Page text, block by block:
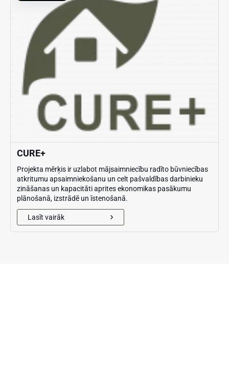
CURE+
Projekta mērķis ir uzlabot mājsaimniecību radīto būvniecības
atkritumu apsaimniekošanu un celt pašvaldības darbinieku
zināšanas un kapacitāti aprites ekonomikas pasākumu
plānošanā, izstrādē un īstenošanā.
Lasīt vairāk